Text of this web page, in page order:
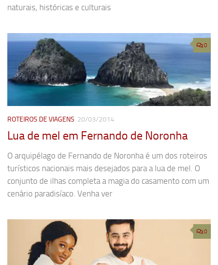
naturais, históricas e culturais
0
ROTEIROS DE VIAGENS 20/03/2014
Lua de mel em Fernando de Noronha
O arquipélago de Fernando de Noronha é um dos roteiros
turísticos nacionais mais desejados para a lua de mel. O
conjunto de ilhas completa a magia do casamento com um
cenário paradisíaco. Venha ver
0